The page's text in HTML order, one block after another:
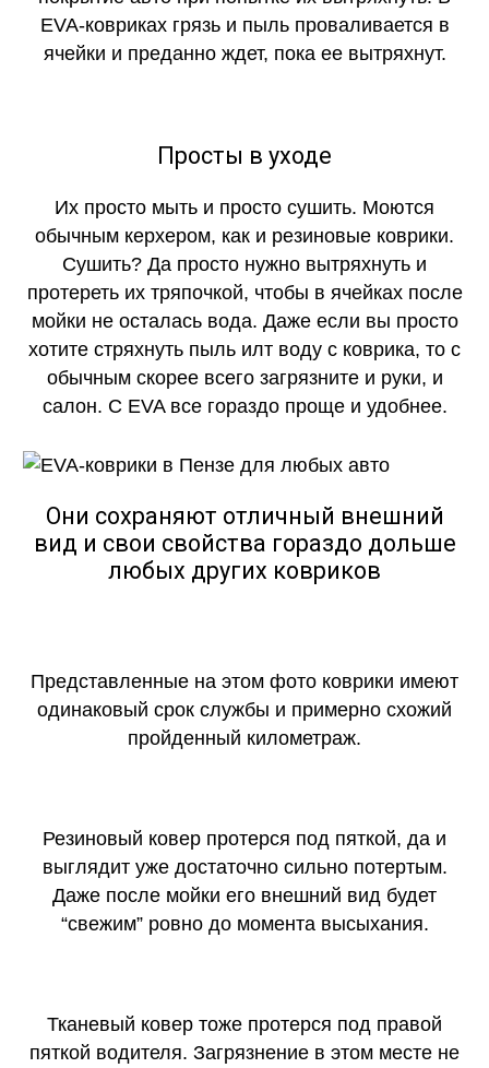
EVA-ковриках грязь и пыль проваливается в
ячейки и преданно ждет, пока ее вытряхнут.
Просты в уходе
Их просто мыть и просто сушить. Моются
обычным керхером, как и резиновые коврики.
Сушить? Да просто нужно вытряхнуть и
протереть их тряпочкой, чтобы в ячейках после
мойки не осталась вода. Даже если вы просто
хотите стряхнуть пыль илт воду с коврика, то с
обычным скорее всего загрязните и руки, и
салон. С EVA все гораздо проще и удобнее.
Они сохраняют отличный внешний
вид и свои свойства гораздо дольше
любых других ковриков
Представленные на этом фото коврики имеют
одинаковый срок службы и примерно схожий
пройденный километраж.
Резиновый ковер протерся под пяткой, да и
выглядит уже достаточно сильно потертым.
Даже после мойки его внешний вид будет
“свежим” ровно до момента высыхания.
Тканевый ковер тоже протерся под правой
пяткой водителя. Загрязнение в этом месте не